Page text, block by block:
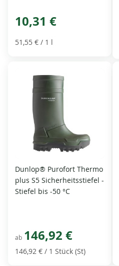
10,31 €
51,55 € / 1 l
Dunlop® Purofort Thermo
plus S5 Sicherheitsstiefel -
Stiefel bis -50 °C
ab 146,92 €
146,92 € / 1 Stück (St)